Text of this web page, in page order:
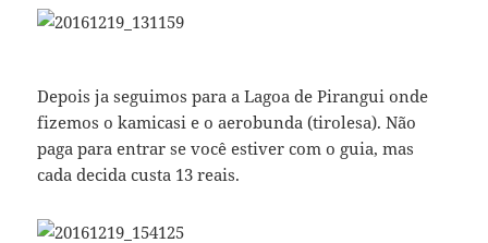
Depois ja seguimos para a Lagoa de Pirangui onde
fizemos o kamicasi e o aerobunda (tirolesa). Não
paga para entrar se você estiver com o guia, mas
cada decida custa 13 reais.